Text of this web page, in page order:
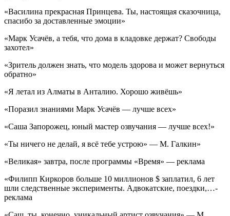
«Василина прекрасная Принцева. Ты, настоящая сказочница,
спасибо за доставленные эмоции»
«Марк Усачёв, а тебя, что дома в кладовке держат? Свободы
захотел»
«Зритель должен знать, что модель здорова и может вернуться
обратно»
«Я летал из Алматы в Анталию. Хорошо живёшь»
«Поразил знаниями Марк Усачёв — лучше всех»
«Саша Запорожец, юный мастер озвучания — лучше всех!»
«Ты ничего не делай, я всё тебе устрою» — М. Галкин»
«Великая» завтра, после программы «Время» — реклама
«Филипп Киркоров больше 10 миллионов $ заплатил, 6 лет
шли следственные эксперименты. Адвокатские, поездки,…-
реклама